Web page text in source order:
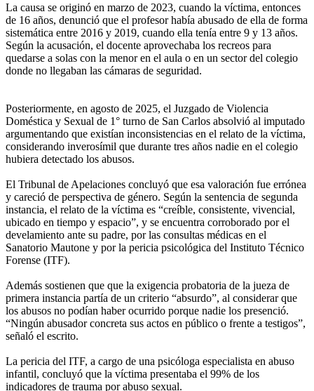
La causa se originó en marzo de 2023, cuando la víctima, entonces
de 16 años, denunció que el profesor había abusado de ella de forma
sistemática entre 2016 y 2019, cuando ella tenía entre 9 y 13 años.
Según la acusación, el docente aprovechaba los recreos para
quedarse a solas con la menor en el aula o en un sector del colegio
donde no llegaban las cámaras de seguridad.
Posteriormente, en agosto de 2025, el Juzgado de Violencia
Doméstica y Sexual de 1° turno de San Carlos absolvió al imputado
argumentando que existían inconsistencias en el relato de la víctima,
considerando inverosímil que durante tres años nadie en el colegio
hubiera detectado los abusos.
El Tribunal de Apelaciones concluyó que esa valoración fue errónea
y careció de perspectiva de género. Según la sentencia de segunda
instancia, el relato de la víctima es “creíble, consistente, vivencial,
ubicado en tiempo y espacio”, y se encuentra corroborado por el
develamiento ante su padre, por las consultas médicas en el
Sanatorio Mautone y por la pericia psicológica del Instituto Técnico
Forense (ITF).
Además sostienen que que la exigencia probatoria de la jueza de
primera instancia partía de un criterio “absurdo”, al considerar que
los abusos no podían haber ocurrido porque nadie los presenció.
“Ningún abusador concreta sus actos en público o frente a testigos”,
señaló el escrito.
La pericia del ITF, a cargo de una psicóloga especialista en abuso
infantil, concluyó que la víctima presentaba el 99% de los
indicadores de trauma por abuso sexual.